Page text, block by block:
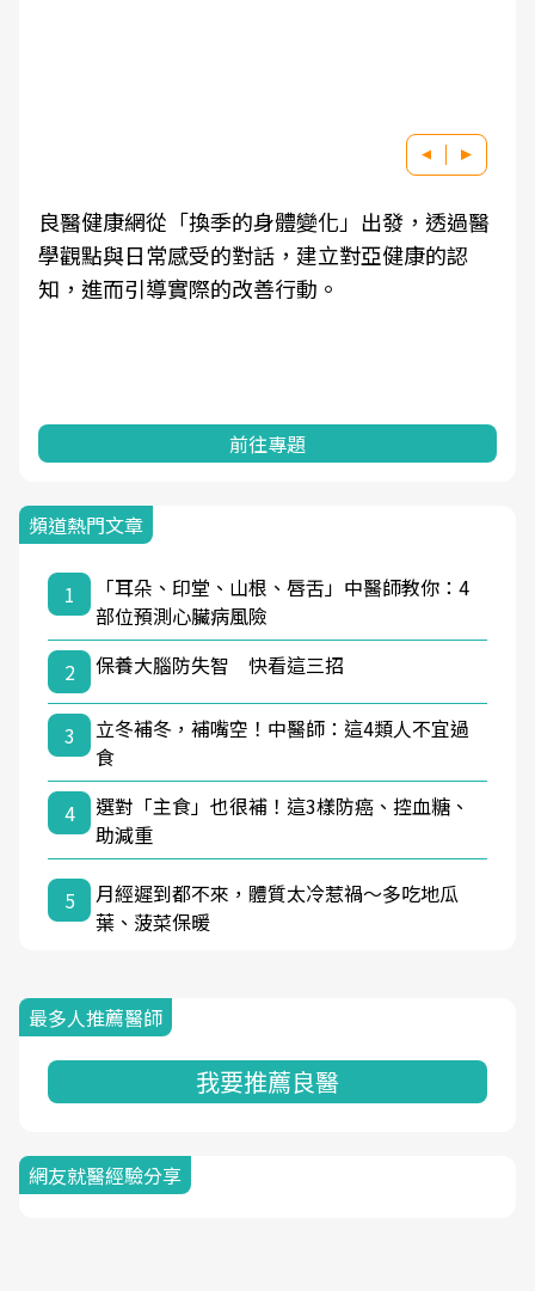
良醫健康網從「換季的身體變化」出發，透過醫
學觀點與日常感受的對話，建立對亞健康的認
知，進而引導實際的改善行動。
前往專題
頻道熱門文章
1
「耳朵、印堂、山根、唇舌」中醫師教你：4
部位預測心臟病風險
2
保養大腦防失智 快看這三招
3
立冬補冬，補嘴空！中醫師：這4類人不宜過
食
4
選對「主食」也很補！這3樣防癌、控血糖、
助減重
5
月經遲到都不來，體質太冷惹禍〜多吃地瓜
葉、菠菜保暖
最多人推薦醫師
我要推薦良醫
網友就醫經驗分享